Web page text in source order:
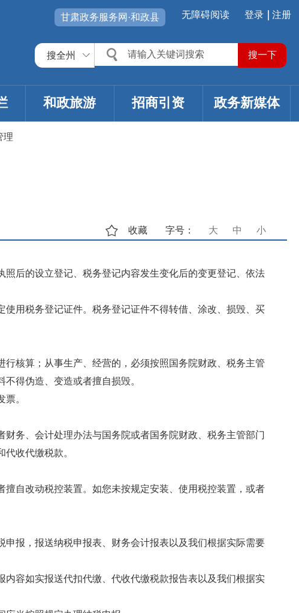
登录 注册
无障碍阅读
甘肃政务服务网·和政县
搜全州
和政旅游 招商引资 政务新媒体
理
字号： 大 中 小
收藏
后的设立登记、税务登记内容发生变化后的变更登记、依法
用税务登记证件。税务登记证件不得转借、涂改、损毁、买
核算；从事生产、经营的，必须按照国务院财政、税务主管
得伪造、变造或者擅自损毁。
。
务、会计处理办法与国务院或者国务院财政、税务主管部门
收代缴税款。
自改动税控装置。如您未按规定安装、使用税控装置，或者
报，报送纳税申报表、财务会计报表以及我们根据实际需要
容如实报送代扣代缴、代收代缴税款报告表以及我们根据实